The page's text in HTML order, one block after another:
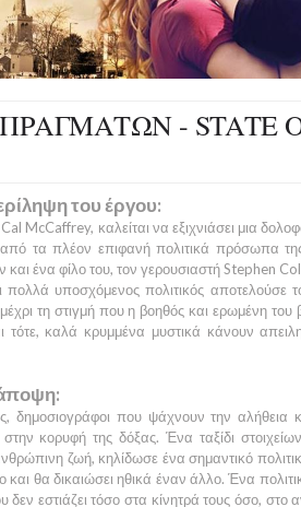
- STATE
του έργου:
Cal McCaffrey, καλείται να εξιχνιάσει μια
από τα πλέον επιφανή πολιτικά πρόσωπα
και ένα φίλο του, τον γερουσιαστήStephen
πολλά υποσχόμενος πολιτικός αποτελούσε
τη στιγμή που η βοηθός και ερωμένη του
τότε, καλά κρυμμένα μυστικά κάνουν
δημοσιογράφοι που ψάχνουν την αλήθεια
κορυφή της δόξας. Ένα ταξίδι
ζωή, κηλίδωσε ένα σημαντικό
θα δικαιώσει ηθικά έναν άλλο. Ένα
εστιάζει τόσο στα κίνητρά τους όσο, στο